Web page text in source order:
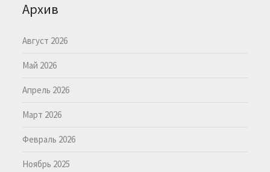
Архив
Август 2026
Май 2026
Апрель 2026
Март 2026
Февраль 2026
Ноябрь 2025